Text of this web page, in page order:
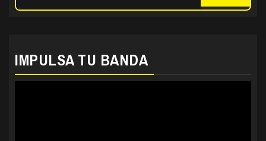
IMPULSA TU BANDA